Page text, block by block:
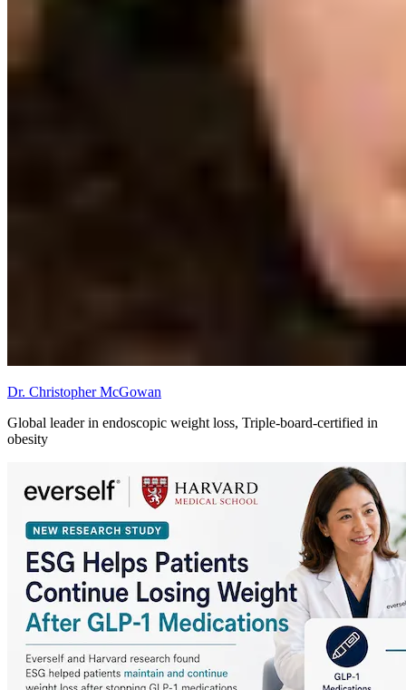
Dr. Christopher McGowan
Global leader in endoscopic weight loss, Triple-board-certified in
obesity